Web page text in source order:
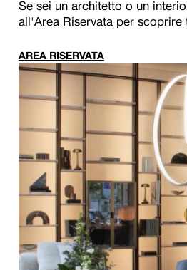
Se sei un architetto o un
all'Area Riservata per scoprire
AREA RISERVATA